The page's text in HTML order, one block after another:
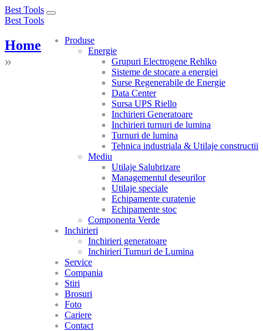
Best Tools
Toggle
Best Tools
Produse
Energie
Grupuri Electrogene Rehlko
Sisteme de stocare a energiei
Surse Regenerabile de Energie
Data Center
Sursa UPS Riello
Inchirieri Generatoare
Inchirieri turnuri de lumina
Turnuri de lumina
Tehnica industriala & Utilaje constructii
Mediu
Utilaje Salubrizare
Managementul deseurilor
Utilaje speciale
Echipamente curatenie
Echipamente stoc
Componenta Verde
Inchirieri
Inchirieri generatoare
Inchirieri Turnuri de Lumina
Service
Compania
Stiri
Brosuri
Foto
Cariere
Contact
Home
»